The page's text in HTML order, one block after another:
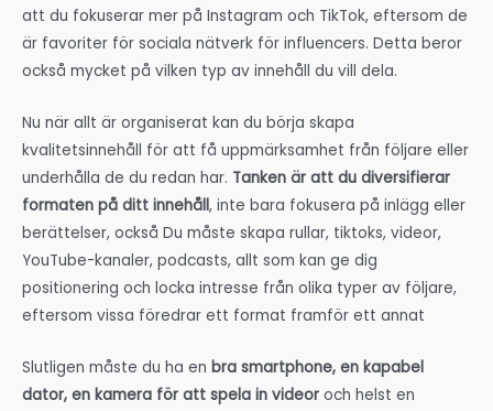
att du fokuserar mer på Instagram och TikTok, eftersom de
är favoriter för sociala nätverk för influencers. Detta beror
också mycket på vilken typ av innehåll du vill dela.
Nu när allt är organiserat kan du börja skapa
kvalitetsinnehåll för att få uppmärksamhet från följare eller
underhålla de du redan har. Tanken är att du diversifierar
formaten på ditt innehåll, inte bara fokusera på inlägg eller
berättelser, också Du måste skapa rullar, tiktoks, videor,
YouTube-kanaler, podcasts, allt som kan ge dig
positionering och locka intresse från olika typer av följare,
eftersom vissa föredrar ett format framför ett annat
Slutligen måste du ha en bra smartphone, en kapabel
dator, en kamera för att spela in videor och helst en